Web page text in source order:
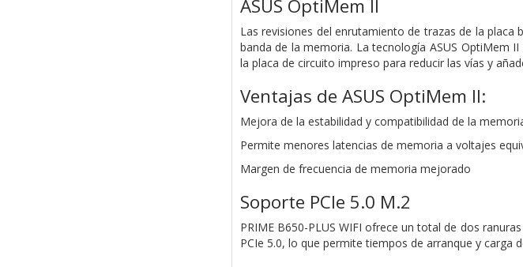
ASUS OptiMem II
Las revisiones del enrutamiento de trazas de la
banda de la memoria. La tecnología ASUS OptiMem
la placa de circuito impreso para reducir las vías y
Ventajas de ASUS OptiMem II:
Mejora de la estabilidad y compatibilidad de la
Permite menores latencias de memoria a voltajes
Margen de frecuencia de memoria mejorado
Soporte PCIe 5.0 M.2
PRIME B650-PLUS WIFI ofrece un total de dos
PCIe 5.0, lo que permite tiempos de arranque y carga